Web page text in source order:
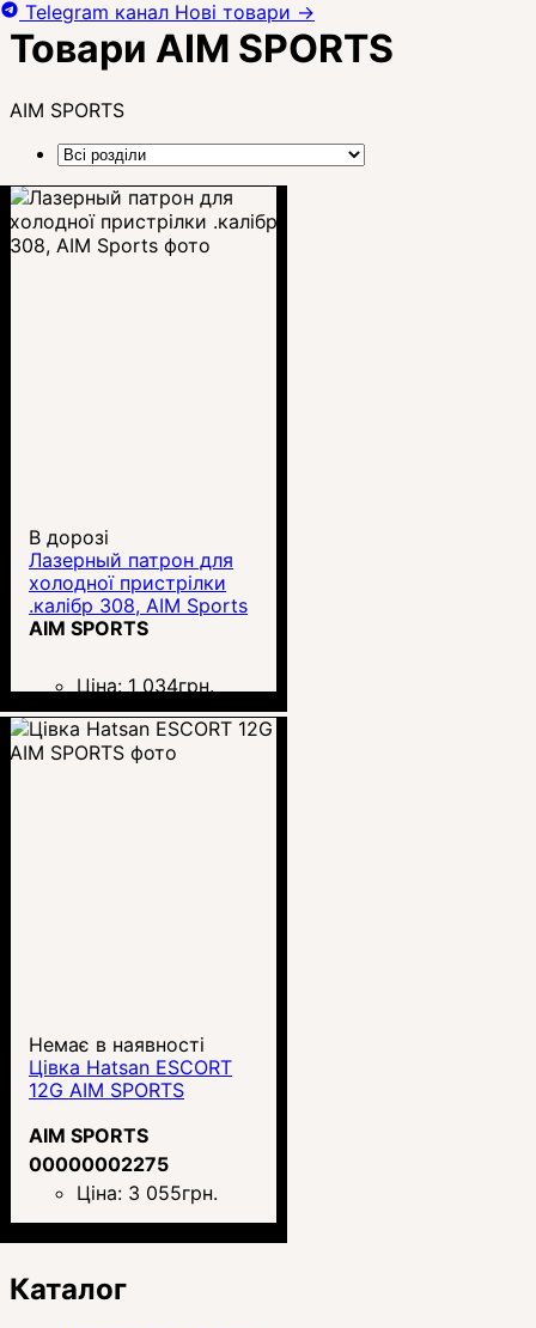
Товари AIM SPORTS
AIM SPORTS
В дорозі
Лазерный патрон для
холодної пристрілки
.калібр 308, AIM Sports
AIM SPORTS
Ціна: 1 034грн.
Немає в наявності
Цівка Hatsan ESCORT
12G AIM SPORTS
AIM SPORTS
00000002275
Ціна: 3 055грн.
Каталог
Telegram канал Нові товари →